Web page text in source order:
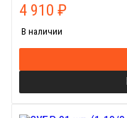
4 910 ₽
В наличии